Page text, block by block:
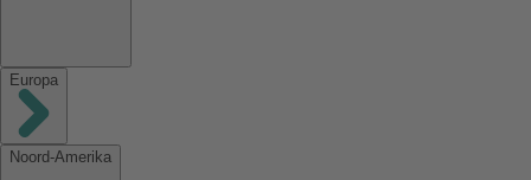
Europa
Noord-Amerika